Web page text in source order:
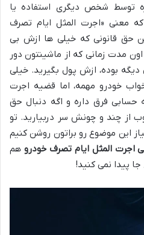
توسط شخص دیگری استفاده یا
معنی «اجرت المثل ایام تصرف
حق قانونی که خیلی ها ازش بی
مدت زمانی که از ماشینتون دور
بوده، ازش پول بگیرید. خیلی
خودرو مهمه، اما قضیه اجرت
فرق داره و اگه دنبال حق
از چند و چونش سر دربیارید. تو
این موضوع رو براتون روشن کنیم
اجرت المثل ایام تصرف خودرو هم
پیدا نمی کنید!